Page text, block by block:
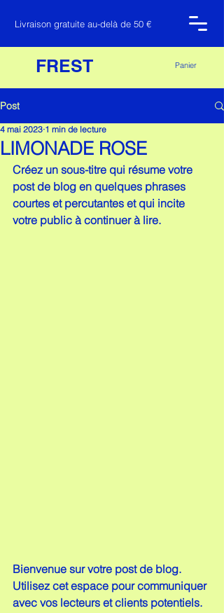
Livraison gratuite au-delà de 50 €
FREST Panier
Post
LIMONADE ROSE
4 mai 2023 1 min de lecture
Créez un sous-titre qui résume votre
post de blog en quelques phrases
courtes et percutantes et qui incite
votre public à continuer à lire.
Bienvenue sur votre post de blog.
Utilisez cet espace pour communiquer
avec vos lecteurs et clients potentiels.